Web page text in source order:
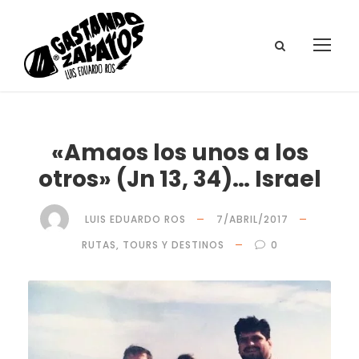
«Amaos los unos a los
otros» (Jn 13, 34)… Israel
LUIS EDUARDO ROS
7/ABRIL/2017
RUTAS, TOURS Y DESTINOS
0